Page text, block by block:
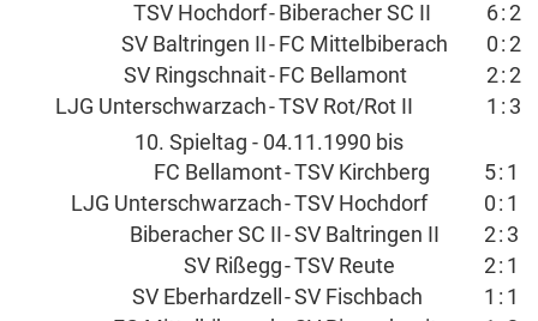
TSV Hochdorf- Biberacher SC II 6: 2
SV Baltringen II - FC Mittelbiberach 0 : 2
SV Ringschnait- FC Bellamont 2: 2
LJG Unterschwarzach-TSV Rot/Rot II 1 : 3
10. Spieltag - 04.11.1990 bis
FC Bellamont-TSV Kirchberg 5: 1
LJG Unterschwarzach-TSV Hochdorf 0 : 1
Biberacher SC II -SV Baltringen II 2: 3
SV Rißegg-TSV Reute 2: 1
SV Eberhardzell -SV Fischbach 1 : 1